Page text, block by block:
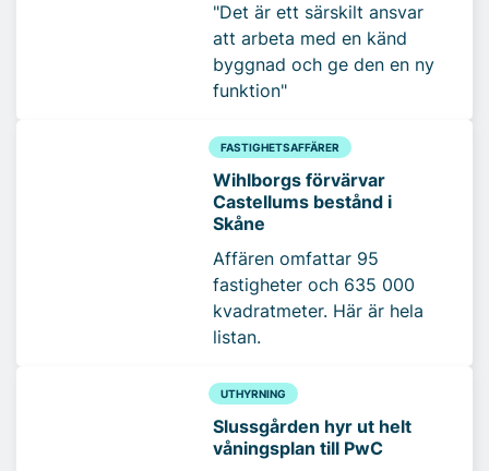
"Det är ett särskilt ansvar
att arbeta med en känd
byggnad och ge den en ny
funktion"
FASTIGHETSAFFÄRER
Wihlborgs förvärvar
Castellums bestånd i
Skåne
Affären omfattar 95
fastigheter och 635 000
kvadratmeter. Här är hela
listan.
UTHYRNING
Slussgården hyr ut helt
våningsplan till PwC